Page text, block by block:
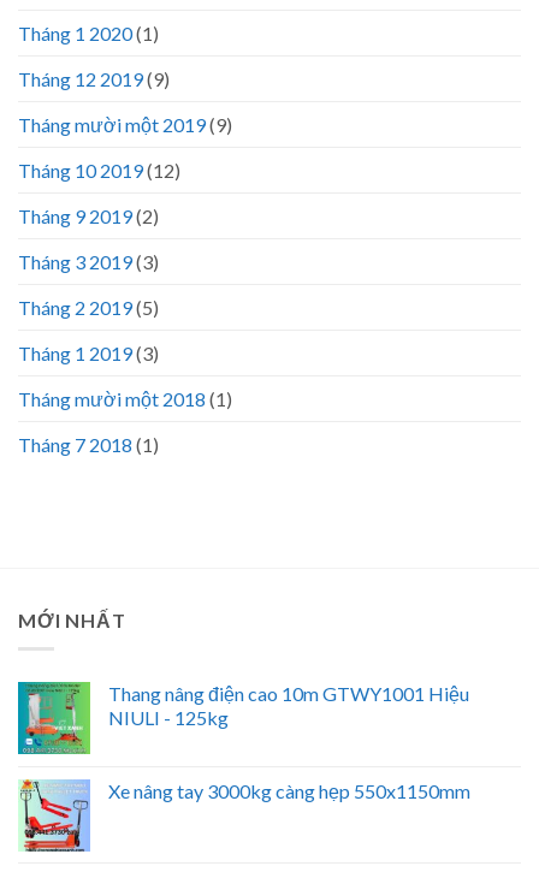
Tháng 1 2020(1)
Tháng 12 2019(9)
Tháng mười một 2019(9)
Tháng 10 2019(12)
Tháng 9 2019(2)
Tháng 3 2019(3)
Tháng 2 2019(5)
Tháng 1 2019(3)
Tháng mười một 2018 (1)
Tháng 7 2018 (1)
MỚI NHẤT
Thang nâng điện cao 10m GTWY1001 Hiệu
NIULI - 125kg
Xe nâng tay 3000kg càng hẹp 550x1150mm